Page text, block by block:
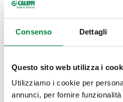
Consenso Dettagli
Questo sito web utilizza i
Utilizziamo i cookie per
annunci, per fornire
850060
DN 65 (EN 1092-1)
Modelli 3D